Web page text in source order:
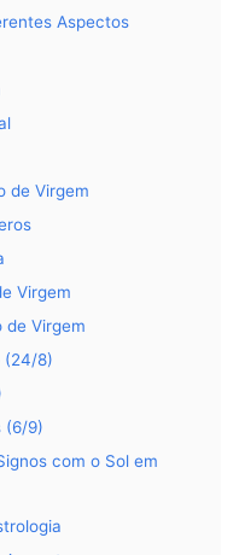
Aspectos
de Virgem
Virgem
de Virgem
(24/8)
(6/9)
com o Sol em